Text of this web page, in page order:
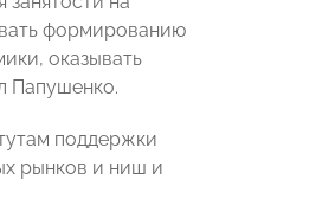
формированию
оказывать
Папушенко.
поддержки
рынков и ниш и